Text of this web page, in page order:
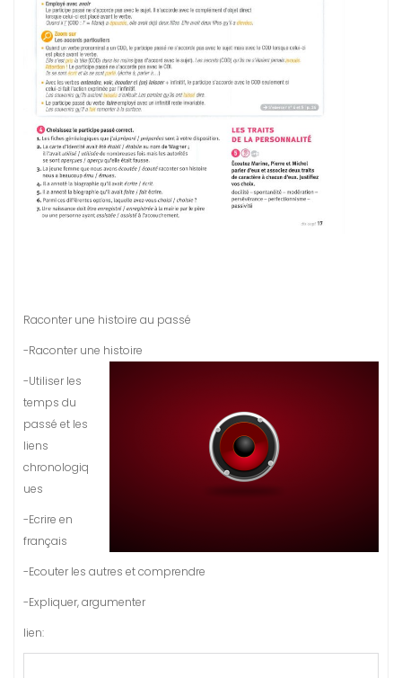
Raconter une histoire au passé
-Raconter une histoire
-Utiliser les
temps du
passé et les
liens
chronologiq
ues
-Ecrire en
français
-Ecouter les autres et comprendre
-Expliquer, argumenter
lien: